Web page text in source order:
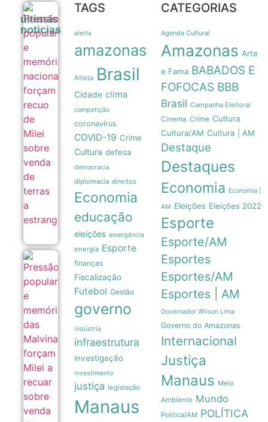
últimas
noticias
Pressão
memória
forçam
Milei sobre
venda de
terras a
estrangeiros
06/08
Pressão
memória
Malvinas
forçam
Milei a
recuar
sobre
venda
06/08
TAGS
alerta
amazonas
Atleta Brasil
Cidade clima
competição
coronavírus
COVID-19 Crime
Cultura defesa
democracia
diplomacia direitos
Economia
educação
eleições emergência
energia Esporte
finanças
Fiscalização
Futebol Gestão
governo
indústria
infraestrutura
investigação
investimento
justiça legislação
Manaus
CATEGORIAS
Agenda Cultural
Amazonas Arte
e Fama BABADOS E
FOFOCAS BBB
Brasil Campanha Eleitoral
Cinema Crime Cultura
Cultura/AM Cultura | AM
Destaque
Destaques
Economia Economia |
AM Eleições Eleições 2022
Esporte
Esporte/AM
Esportes
Esportes/AM
Esportes | AM
Governador Wilson Lima
Governo do Amazonas
Internacional
Justiça
Manaus Meio
Ambiente Mundo
Politica/AM POLÍTICA